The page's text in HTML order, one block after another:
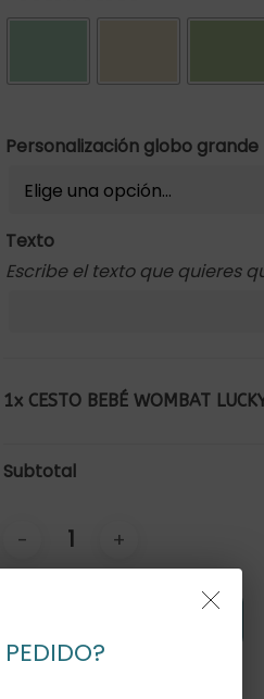
Personalización globo grande
Texto
Escribe el texto que quieres
1x CESTO BEBÉ WOMBAT
Subtotal